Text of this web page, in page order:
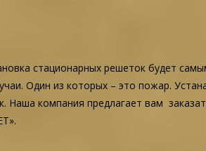
стационарных решеток будет
Один из которых – это пожар.
Наша компания предлагает вам